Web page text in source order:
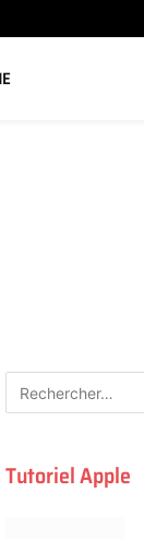
Tutoriel Apple